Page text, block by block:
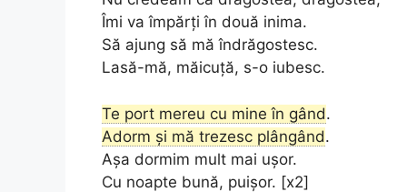
Îmi va împărți în două inima.
Să ajung să mă îndrăgostesc.
Lasă-mă, măicuță, s-o iubesc.
Te port mereu cu mine în gând.
Adorm și mă trezesc plângând.
Așa dormim mult mai ușor.
Cu noapte bună, puișor. [x2]